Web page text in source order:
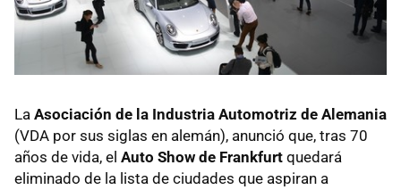
La Asociación de la Industria Automotriz de Alemania
(VDA por sus siglas en alemán), anunció que, tras 70
años de vida, el Auto Show de Frankfurt quedará
eliminado de la lista de ciudades que aspiran a